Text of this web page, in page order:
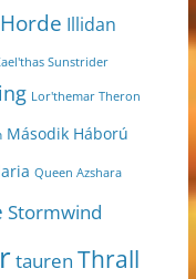
Horde Illidan
Sunstrider
Lor'themar Theron
Második Háború
Queen Azshara
Stormwind
tauren Thrall